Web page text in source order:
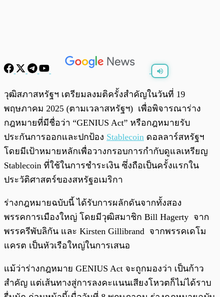
พร้อมเล่น 0:00
วุฒิสภาสหรัฐฯ เตรียมลงมติครั้งสำคัญในวันที่ 19
พฤษภาคม 2025 (ตามเวลาสหรัฐฯ) เพื่อพิจารณาร่าง
กฎหมายที่มีชื่อว่า “GENIUS Act” หรือกฎหมายรับ
ประกันการออกและปกป้อง Stablecoin ดอลลาร์สหรัฐฯ
โดยมีเป้าหมายหลักเพื่อวางกรอบการกำกับดูแลเหรียญ
Stablecoin ที่ใช้ในการชำระเงิน ซึ่งถือเป็นครั้งแรกใน
ประวัติศาสตร์ของสหรัฐอเมริกา
ร่างกฎหมายฉบับนี้ ได้รับการผลักดันจากทั้งสอง
พรรคการเมืองใหญ่ โดยมีวุฒิสมาชิก Bill Hagerty จาก
พรรครีพับลิกัน และ Kirsten Gillibrand จากพรรคเดโม
แครต เป็นหัวเรือใหญ่ในการเสนอ
แม้ว่าร่างกฎหมาย GENIUS Act จะถูกมองว่า เป็นก้าว
สำคัญ แต่เส้นทางสู่การลงคะแนนเสียงโหวตก็ไม่ได้ราบ